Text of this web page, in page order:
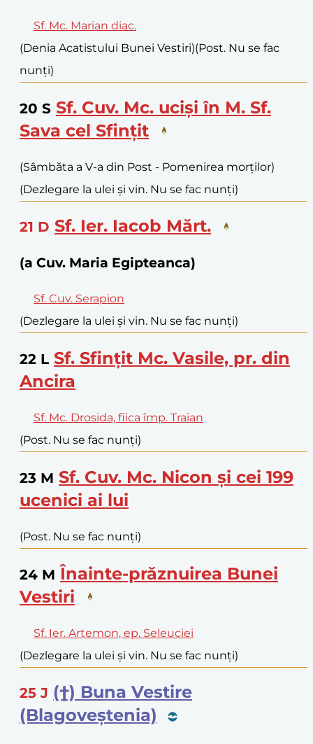
Sf. Mc. Marian diac.
(Denia Acatistului Bunei Vestiri)(Post. Nu se fac
nunți)
20 S Sf. Cuv. Mc. uciși în M. Sf.
Sava cel Sfințit
(Sâmbăta a V-a din Post - Pomenirea morților)
(Dezlegare la ulei și vin. Nu se fac nunți)
21 D Sf. Ier. Iacob Mărt.
(a Cuv. Maria Egipteanca)
Sf. Cuv. Serapion
(Dezlegare la ulei și vin. Nu se fac nunți)
22 L Sf. Sfințit Mc. Vasile, pr. din
Ancira
Sf. Mc. Drosida, fiica împ. Traian
(Post. Nu se fac nunți)
23 M Sf. Cuv. Mc. Nicon și cei 199
ucenici ai lui
(Post. Nu se fac nunți)
24 M Înainte-prăznuirea Bunei
Vestiri
Sf. Ier. Artemon, ep. Seleuciei
(Dezlegare la ulei și vin. Nu se fac nunți)
25 J (†) Buna Vestire
(Blagoveștenia)